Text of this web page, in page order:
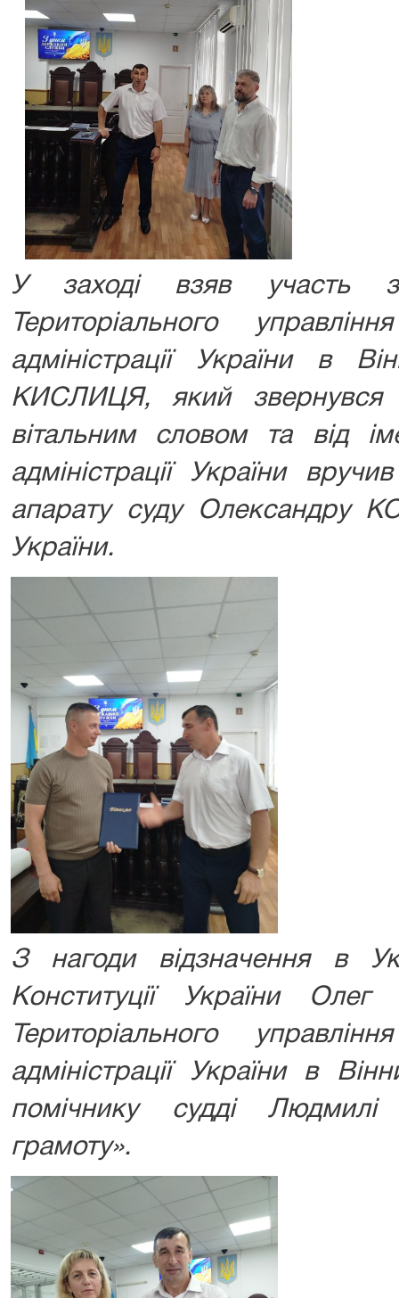
У заході взяв участь
Територіального
адміністрації України в
КИСЛИЦЯ, який звернувся
вітальним словом та від
адміністрації України
апарату суду Олександру
України.
З нагоди відзначення в
Конституції України
Територіального
адміністрації України в
помічнику судді
грамоту».